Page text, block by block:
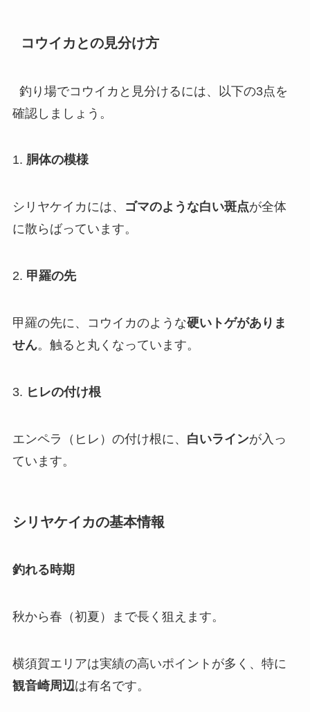
コウイカとの見分け方
釣り場でコウイカと見分けるには、以下の3点を
確認しましょう。
1. 胴体の模様
シリヤケイカには、 ゴマのような白い斑点が全体
に散らばっています。
2. 甲羅の先
甲羅の先に、コウイカのような硬いトゲがありま
せん。触ると丸くなっています。
3. ヒレの付け根
エンペラ（ヒレ）の付け根に、 白いラインが入っ
ています。
シリヤケイカの基本情報
釣れる時期
秋から春（初夏）まで長く狙えます。
横須賀エリアは実績の高いポイントが多く、特に
観音崎周辺は有名です。